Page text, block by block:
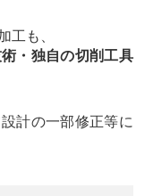
工も、
・独自の切削工具
計の一部修正等に